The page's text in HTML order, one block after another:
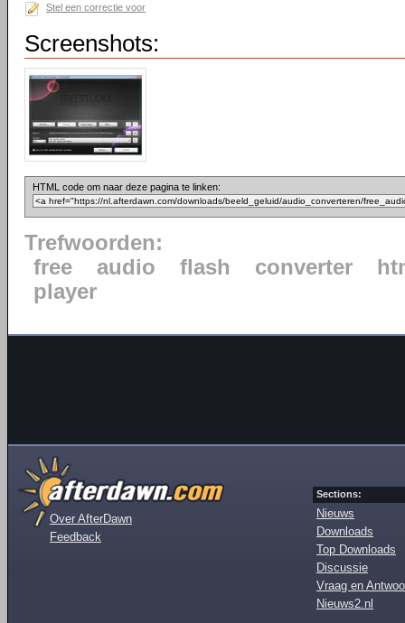
Stel een correctie voor
Screenshots:
HTML code om naar deze pagina te linken:
Trefwoorden:
free
audio flash converter
player
Over AfterDawn
Feedback
Sections:
Nieuws
Downloads
Top Downloads
Discussie
Vraag en
Nieuws2.nl